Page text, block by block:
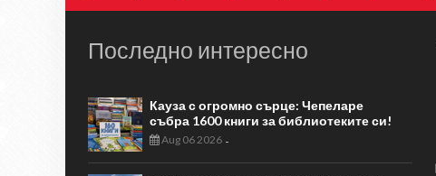
Последно интересно
Кауза с огромно сърце: Чепеларе
събра 1600 книги за библиотеките си!
Aug 06 2026 -